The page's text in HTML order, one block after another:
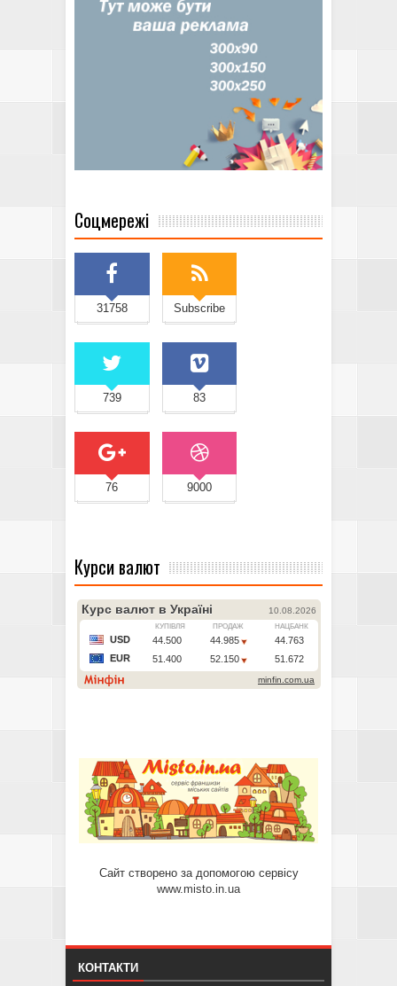
Соцмережі
31758 Subscribe
739 83
76 9000
Курси валют
Сайт створено за допомогою сервісу
www.misto.in.ua
КОНТАКТИ